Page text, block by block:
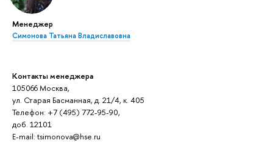
Менеджер
Симонова Татьяна Владиславовна
Контакты менеджера
105066 Москва,
ул. Старая Басманная, д. 21/4, к. 405
Телефон: +7 (495) 772-95-90,
доб. 12101
E-mail: tsimonova@hse.ru